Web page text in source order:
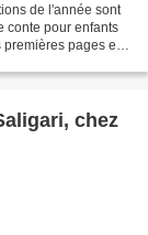
de l'année sont
conte pour enfants
pages en
chez